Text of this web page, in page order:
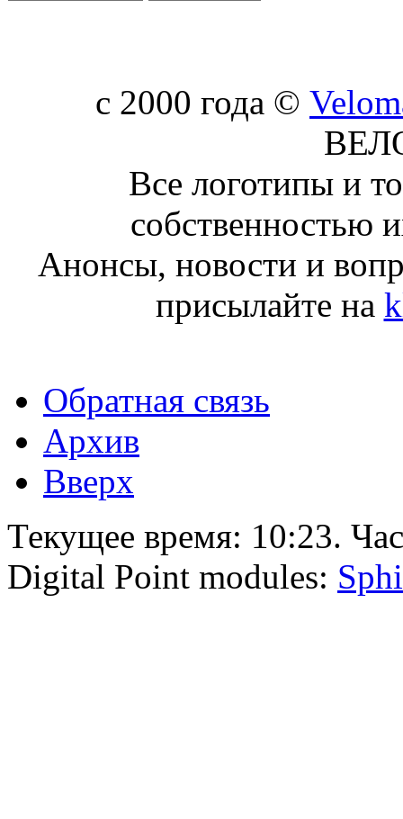
c 2000 года ©
Все логотипы и
собственностью
Анонсы, новости и
присылайте на
Обратная связь
Архив
Вверх
Текущее время: 10:23.
Digital Point modules: